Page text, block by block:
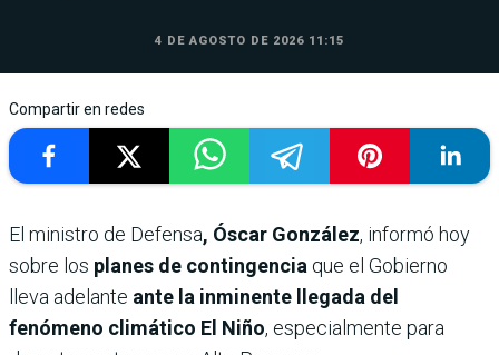
4 DE AGOSTO DE 2026 11:15
Compartir en redes
El ministro de Defensa, Óscar González, informó hoy
sobre los planes de contingencia que el Gobierno
lleva adelante ante la inminente llegada del
fenómeno climático El Niño, especialmente para